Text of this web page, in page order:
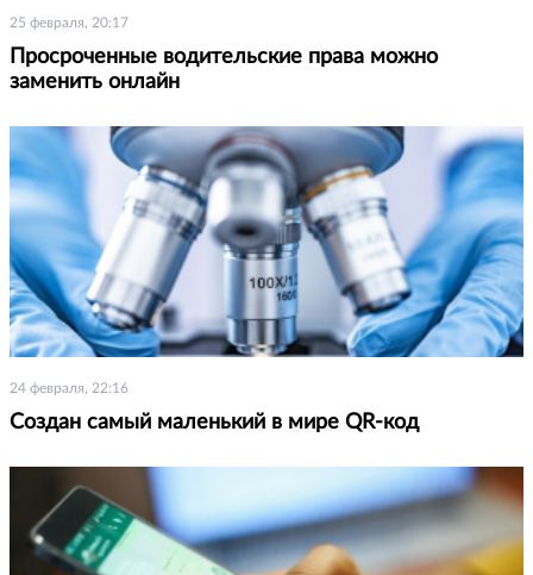
25 февраля, 20:17
Просроченные водительские права можно
заменить онлайн
24 февраля, 22:16
Создан самый маленький в мире QR-код